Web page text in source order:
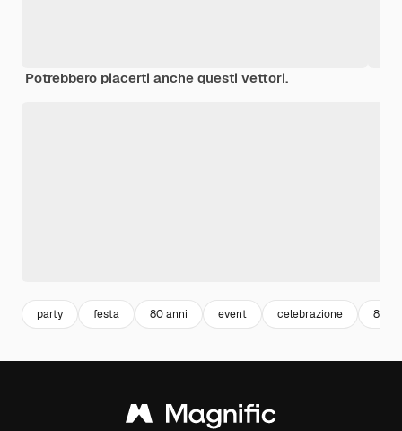
Potrebbero piacerti anche questi vettori.
party festa 80 anni event celebrazione 80